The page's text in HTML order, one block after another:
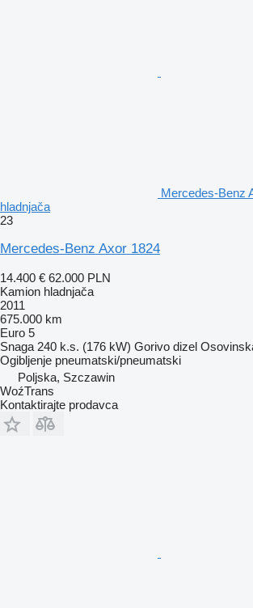
Mercedes-Benz
hladnjača
23
Mercedes-Benz Axor 1824
14.400 € 62.000 PLN
Kamion hladnjača
2011
675.000 km
Euro 5
Snaga 240 k.s. (176 kW) Gorivo dizel
Ogibljenje pneumatski/pneumatski
Poljska, Szczawin
WoźTrans
Kontaktirajte prodavca